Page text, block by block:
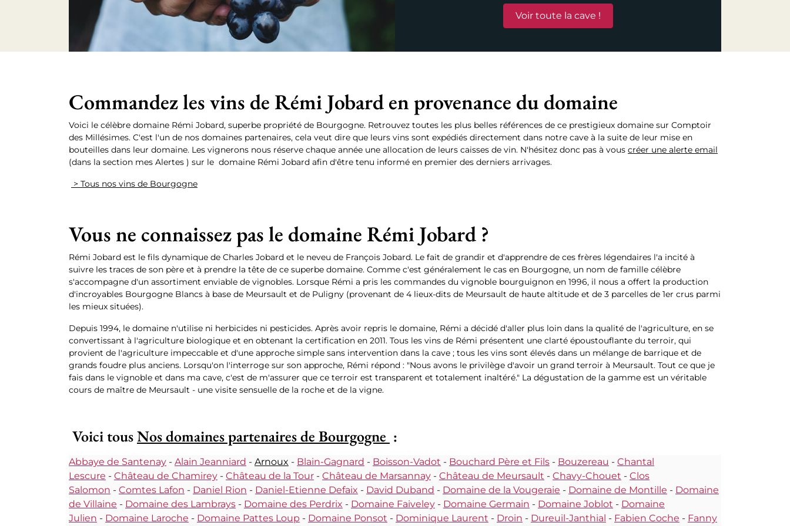
Voir toute la cave !
Commandez les vins de Rémi Jobard en provenance du domaine
Voici le célèbre domaine Rémi Jobard, superbe propriété de Bourgogne. Retrouvez toutes les plus belles références de ce prestigieux domaine sur Comptoir
des Millésimes. C'est l'un de nos domaines partenaires, cela veut dire que leurs vins sont expédiés directement dans notre cave à la suite de leur mise en
bouteilles dans leur domaine. Les vignerons nous réserve chaque année une allocation de leurs caisses de vin. N'hésitez donc pas à vous créer une alerte email
(dans la section mes Alertes ) sur le domaine Rémi Jobard afin d'être tenu informé en premier des derniers arrivages.
> Tous nos vins de Bourgogne
Vous ne connaissez pas le domaine Rémi Jobard ?
Rémi Jobard est le fils dynamique de Charles Jobard et le neveu de François Jobard. Le fait de grandir et d'apprendre de ces frères légendaires l'a incité à
suivre les traces de son père et à prendre la tête de ce superbe domaine. Comme c'est généralement le cas en Bourgogne, un nom de famille célèbre
s'accompagne d'un assortiment enviable de vignobles. Lorsque Rémi a pris les commandes du vignoble bourguignon en 1996, il nous a offert la production
d'incroyables Bourgogne Blancs à base de Meursault et de Puligny (provenant de 4 lieux-dits de Meursault de haute altitude et de 3 parcelles de 1er crus parmi
les mieux situées).
Depuis 1994, le domaine n'utilise ni herbicides ni pesticides. Après avoir repris le domaine, Rémi a décidé d'aller plus loin dans la qualité de l'agriculture, en se
convertissant à l'agriculture biologique et en obtenant la certification en 2011. Tous les vins de Rémi présentent une clarté époustouflante du terroir, qui
provient de l'agriculture impeccable et d'une approche simple sans intervention dans la cave ; tous les vins sont élevés dans un mélange de barrique et de
grands foudre plus anciens. Lorsqu'on l'interroge sur son approche, Rémi répond : "Nous avons le privilège d'avoir un grand terroir à Meursault. Tout ce que je
fais dans le vignoble et dans ma cave, c'est de m'assurer que ce terroir est transparent et totalement inaltéré." La dégustation de la gamme est un véritable
cours de maître de Meursault - une visite sensuelle de la roche et de la vigne.
Voici tousNos domaines partenaires de Bourgogne :
Abbaye de Santenay - Alain Jeanniard - Arnoux - Blain-Gagnard - Boisson-Vadot - Bouchard Père et Fils - Bouzereau - Chantal
Lescure - Château de Chamirey - Château de la Tour - Château de Marsannay - Château de Meursault - Chavy-Chouet - Clos
Salomon - Comtes Lafon - Daniel Rion - Daniel-Etienne Defaix - David Duband - Domaine de la Vougeraie - Domaine de Montille - Domaine
de Villaine - Domaine des Lambrays - Domaine des Perdrix - Domaine Faiveley - Domaine Germain - Domaine Joblot - Domaine
Julien - Domaine Laroche - Domaine Pattes Loup - Domaine Ponsot - Dominique Laurent - Droin - Dureuil-Janthial - Fabien Coche - Fanny